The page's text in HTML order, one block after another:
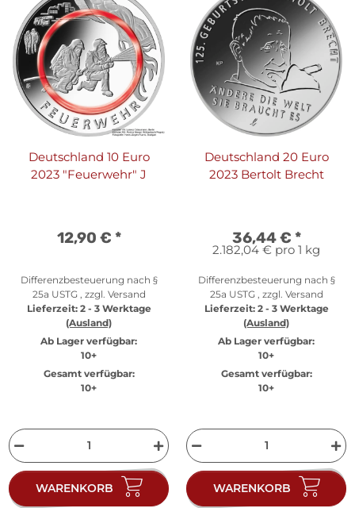
Deutschland 10 Euro
2023 "Feuerwehr" J
12,90 € *
Differenzbesteuerung nach §
25a USTG , zzgl. Versand
Lieferzeit: 2 - 3 Werktage
(Ausland)
Ab Lager verfügbar:
10+
Gesamt verfügbar:
10+
WARENKORB
Deutschland 20 Euro
2023 Bertolt Brecht
36,44 € *
2.182,04 € pro 1 kg
Differenzbesteuerung nach §
25a USTG , zzgl. Versand
Lieferzeit: 2 - 3 Werktage
(Ausland)
Ab Lager verfügbar:
10+
Gesamt verfügbar:
10+
WARENKORB